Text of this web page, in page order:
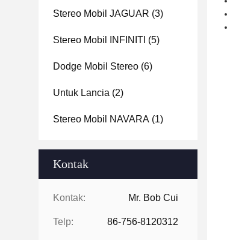
Stereo Mobil JAGUAR (3)
Stereo Mobil INFINITI (5)
Dodge Mobil Stereo (6)
Untuk Lancia (2)
Stereo Mobil NAVARA (1)
Kontak
Kontak: Mr. Bob Cui
Telp: 86-756-8120312